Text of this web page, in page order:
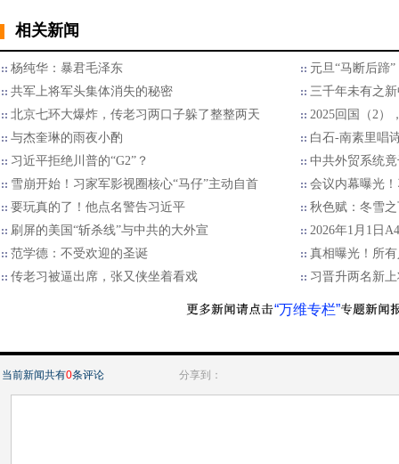
相关新闻
杨纯华：暴君毛泽东
元旦“马断后蹄
共军上将军头集体消失的秘密
三千年未有之
北京七环大爆炸，传老习两口子躲了整整两天
2025回国（2）
与杰奎琳的雨夜小酌
白石-南素里唱
习近平拒绝川普的“G2”？
中共外贸系统
雪崩开始！习家军影视圈核心“马仔”主动自首
会议内幕曝光
要玩真的了！他点名警告习近平
秋色赋：冬雪
刷屏的美国“斩杀线”与中共的大外宣
2026年1月1日
范学德：不受欢迎的圣诞
真相曝光！所
传老习被逼出席，张又侠坐着看戏
习晋升两名新
“万维专栏”
当前新闻共有0条评论 分享到：